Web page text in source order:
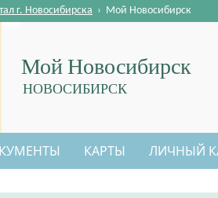
Мой Новосибирск
НОВОСИБИРСК
г. Новосибирска › Мой Новосибирск
КАРТЫ ЛИЧНЫЙ